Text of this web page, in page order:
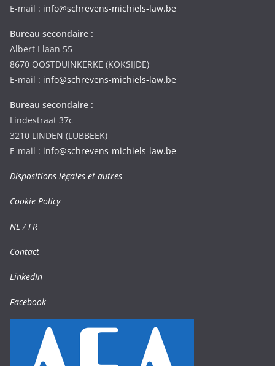
E-mail : info@schrevens-michiels-law.be
Bureau secondaire :
Albert I laan 55
8670 OOSTDUINKERKE (KOKSIJDE)
E-mail : info@schrevens-michiels-law.be
Bureau secondaire :
Lindestraat 37c
3210 LINDEN (LUBBEEK)
E-mail : info@schrevens-michiels-law.be
Dispositions légales et autres
Cookie Policy
NL /FR
Contact
LinkedIn
Facebook